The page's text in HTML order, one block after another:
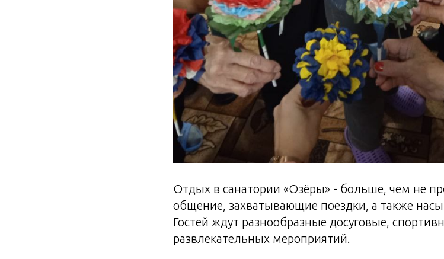
Отдых в санатории «Озёры» - больше, чем не
общение, захватывающие поездки, а также
Гостей ждут разнообразные досуговые,
развлекательных мероприятий.